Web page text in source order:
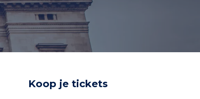
Koop je tickets